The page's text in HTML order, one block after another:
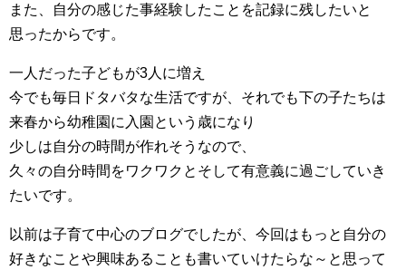
また、自分の感じた事経験したことを記録に残したいと
思ったからです。
一人だった子どもが3人に増え
今でも毎日ドタバタな生活ですが、それでも下の子たちは
来春から幼稚園に入園という歳になり
少しは自分の時間が作れそうなので、
久々の自分時間をワクワクとそして有意義に過ごしていき
たいです。
以前は子育て中心のブログでしたが、今回はもっと自分の
好きなことや興味あることも書いていけたらな～と思って